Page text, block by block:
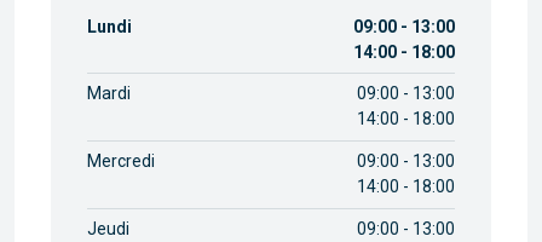
Lundi
09:00 - 13:00
14:00 - 18:00
Mardi
09:00 - 13:00
14:00 - 18:00
Mercredi
09:00 - 13:00
14:00 - 18:00
Jeudi
09:00 - 13:00